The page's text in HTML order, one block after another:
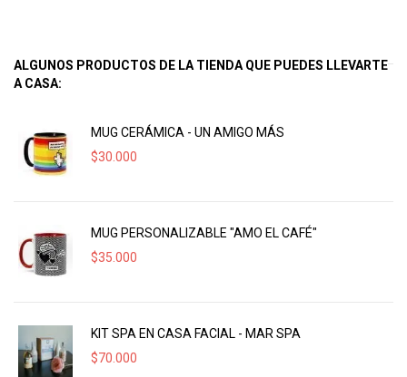
ALGUNOS PRODUCTOS DE LA TIENDA QUE PUEDES LLEVARTE
A CASA:
MUG CERÁMICA - UN AMIGO MÁS
$30.000
MUG PERSONALIZABLE "AMO EL CAFÉ"
$35.000
KIT SPA EN CASA FACIAL - MAR SPA
$70.000